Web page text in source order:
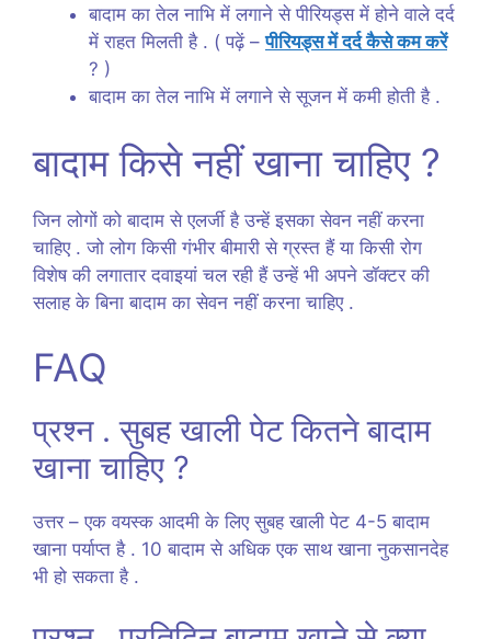
बादाम का तेल नाभि में लगाने से पीरियड्स में होने वाले दर्द
में राहत मिलती है . ( पढ़ें –पीरियड्स में दर्द कैसे कम करें
? )
बादाम का तेल नाभि में लगाने से सूजन में कमी होती है .
बादाम किसे नहीं खाना चाहिए ?
जिन लोगों को बादाम से एलर्जी है उन्हें इसका सेवन नहीं करना
चाहिए . जो लोग किसी गंभीर बीमारी से ग्रस्त हैं या किसी रोग
विशेष की लगातार दवाइयां चल रही हैं उन्हें भी अपने डॉक्टर की
सलाह के बिना बादाम का सेवन नहीं करना चाहिए .
FAQ
प्रश्न . सुबह खाली पेट कितने बादाम
खाना चाहिए ?
उत्तर – एक वयस्क आदमी के लिए सुबह खाली पेट 4-5 बादाम
खाना पर्याप्त है . 10 बादाम से अधिक एक साथ खाना नुकसानदेह
भी हो सकता है .